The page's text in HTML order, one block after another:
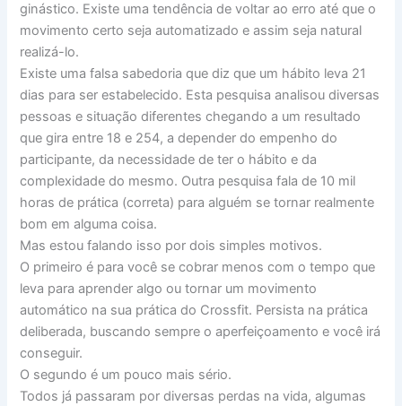
ginástico. Existe uma tendência de voltar ao erro até que o
movimento certo seja automatizado e assim seja natural
realizá-lo.
Existe uma falsa sabedoria que diz que um hábito leva 21
dias para ser estabelecido. Esta pesquisa analisou diversas
pessoas e situação diferentes chegando a um resultado
que gira entre 18 e 254, a depender do empenho do
participante, da necessidade de ter o hábito e da
complexidade do mesmo. Outra pesquisa fala de 10 mil
horas de prática (correta) para alguém se tornar realmente
bom em alguma coisa.
Mas estou falando isso por dois simples motivos.
O primeiro é para você se cobrar menos com o tempo que
leva para aprender algo ou tornar um movimento
automático na sua prática do Crossfit. Persista na prática
deliberada, buscando sempre o aperfeiçoamento e você irá
conseguir.
O segundo é um pouco mais sério.
Todos já passaram por diversas perdas na vida, algumas